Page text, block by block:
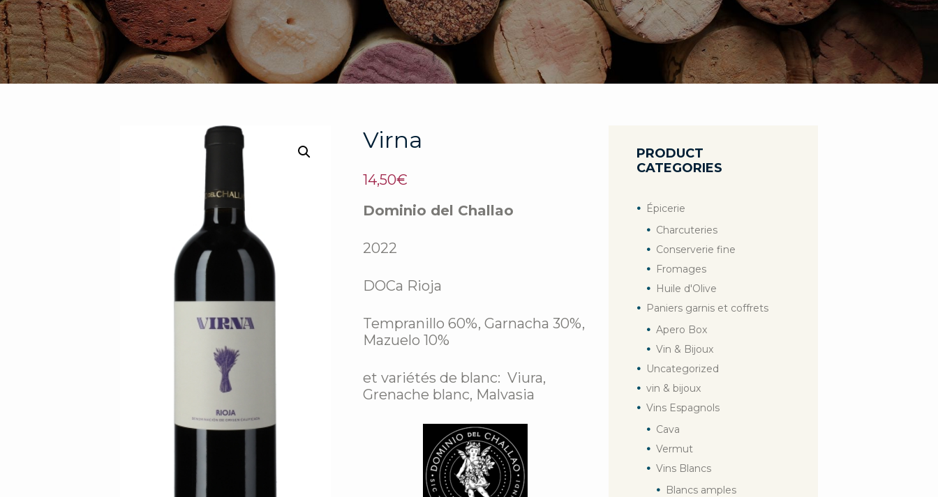
Virna
14,50€
Dominio del Challao
2022
DOCa Rioja
Tempranillo 60%, Garnacha 30%,
Mazuelo 10%
et variétés de blanc: Viura,
Grenache blanc, Malvasia
PRODUCT
CATEGORIES
Épicerie
Charcuteries
Conserverie fine
Fromages
Huile d'Olive
Paniers garnis et coffrets
Apero Box
Vin & Bijoux
Uncategorized
vin & bijoux
Vins Espagnols
Cava
Vermut
Vins Blancs
Blancs amples